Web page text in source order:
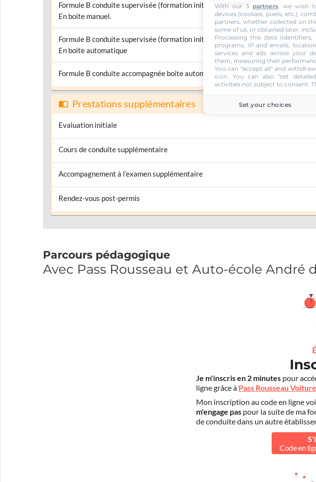
Formule B conduite supervisée (formation initiale)
En boite manuel.
Formule B conduite supervisée (formation initiale)
En boite automatique
Formule B conduite accompagnée boite automatique
Prestations supplémentaires
Evaluation initiale
Cours de conduite supplémentaire
Accompagnement à l’examen supplémentaire
Rendez-vous post-permis
Parcours pédagogique
Avec Pass Rousseau et Auto-école André
Je m'inscris en 2 minutes pour
ligne grâce à Pass Rousseau Voiture
Mon inscription au code en ligne
m'engage pas pour la suite de ma
de conduite dans un autre
Code en
With our 3 partners, we wish
devices (cookies, pixels, etc.),
partners, whether collected on
some of us, or obtained later,
Processing this data (identifiers,
programs, IP and emails,
services and ads across your
them, measuring their
You can "accept all" and
icon. You can also "set
activities not subject to consent.
Set your choices